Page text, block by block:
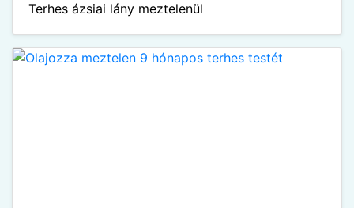
Terhes ázsiai lány meztelenül